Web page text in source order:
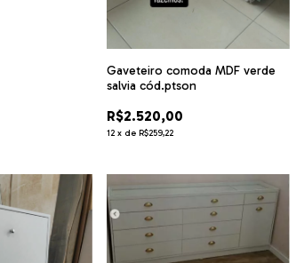
Gaveteiro comoda MDF verde
salvia cód.ptson
R$2.520,00
12 x de R$259,22